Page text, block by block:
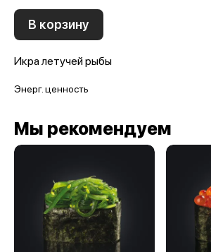
В корзину
Икра летучей рыбы
Энерг. ценность
Мы рекомендуем